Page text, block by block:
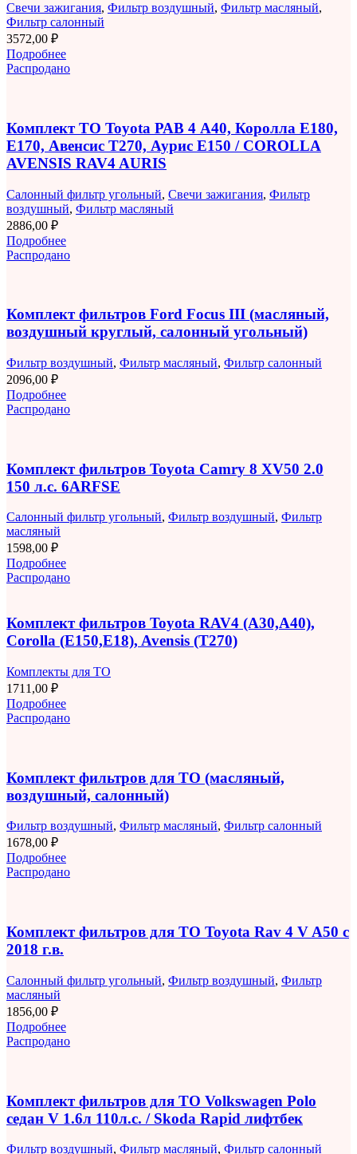
Свечи зажигания, Фильтр воздушный, Фильтр масляный,
Фильтр салонный
3572,00 ₽
Подробнее
Распродано
Комплект ТО Toyota РАВ 4 A40, Королла E180,
E170, Авенсис T270, Аурис E150 / COROLLA
AVENSIS RAV4 AURIS
Салонный фильтр угольный, Свечи зажигания, Фильтр
воздушный, Фильтр масляный
2886,00 ₽
Подробнее
Распродано
Комплект фильтров Ford Focus III (масляный,
воздушный круглый, салонный угольный)
Фильтр воздушный, Фильтр масляный, Фильтр салонный
2096,00 ₽
Подробнее
Распродано
Комплект фильтров Toyota Camry 8 XV50 2.0
150 л.с. 6ARFSE
Салонный фильтр угольный, Фильтр воздушный, Фильтр
масляный
1598,00 ₽
Подробнее
Распродано
Комплект фильтров Toyota RAV4 (A30,A40),
Corolla (E150,E18), Avensis (T270)
Комплекты для ТО
1711,00 ₽
Подробнее
Распродано
Комплект фильтров для ТО (масляный,
воздушный, салонный)
Фильтр воздушный, Фильтр масляный, Фильтр салонный
1678,00 ₽
Подробнее
Распродано
Комплект фильтров для ТО Toyota Rav 4 V A50 с
2018 г.в.
Салонный фильтр угольный, Фильтр воздушный, Фильтр
масляный
1856,00 ₽
Подробнее
Распродано
Комплект фильтров для ТО Volkswagen Polo
седан V 1.6л 110л.с. / Skoda Rapid лифтбек
Фильтр воздушный, Фильтр масляный, Фильтр салонный